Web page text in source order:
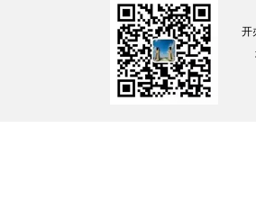
开